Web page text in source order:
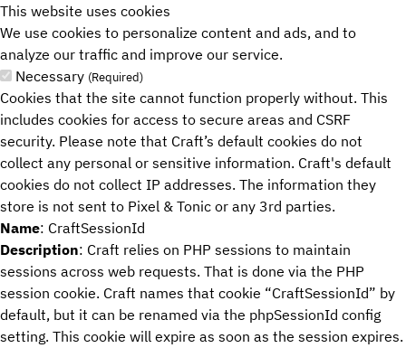
This website uses cookies
We use cookies to personalize content and ads, and to
analyze our traffic and improve our service.
Necessary (Required)
Cookies that the site cannot function properly without. This
includes cookies for access to secure areas and CSRF
security. Please note that Craft’s default cookies do not
collect any personal or sensitive information. Craft's default
cookies do not collect IP addresses. The information they
store is not sent to Pixel & Tonic or any 3rd parties.
Name: CraftSessionId
Description: Craft relies on PHP sessions to maintain
sessions across web requests. That is done via the PHP
session cookie. Craft names that cookie “CraftSessionId” by
default, but it can be renamed via the phpSessionId config
setting. This cookie will expire as soon as the session expires.
Übersicht
Team
Karriere